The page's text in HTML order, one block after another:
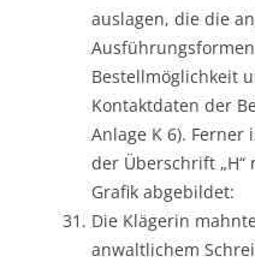
auslagen, die die
Bestellmöglichkeit
Kontaktdaten der
Anlage K 6).
der Überschrift
Grafik abgebildet:
Die Klägerin
anwaltlichem